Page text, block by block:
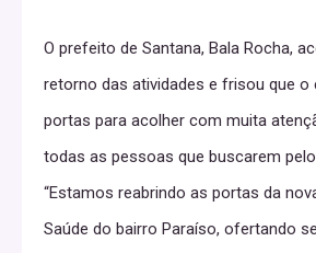
O prefeito de Santana, Bala Rocha,
retorno das atividades e frisou que o
portas para acolher com muita
todas as pessoas que buscarem
“Estamos reabrindo as portas da
Saúde do bairro Paraíso, ofertando